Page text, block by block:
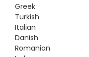
Greek
Turkish
Italian
Danish
Romanian